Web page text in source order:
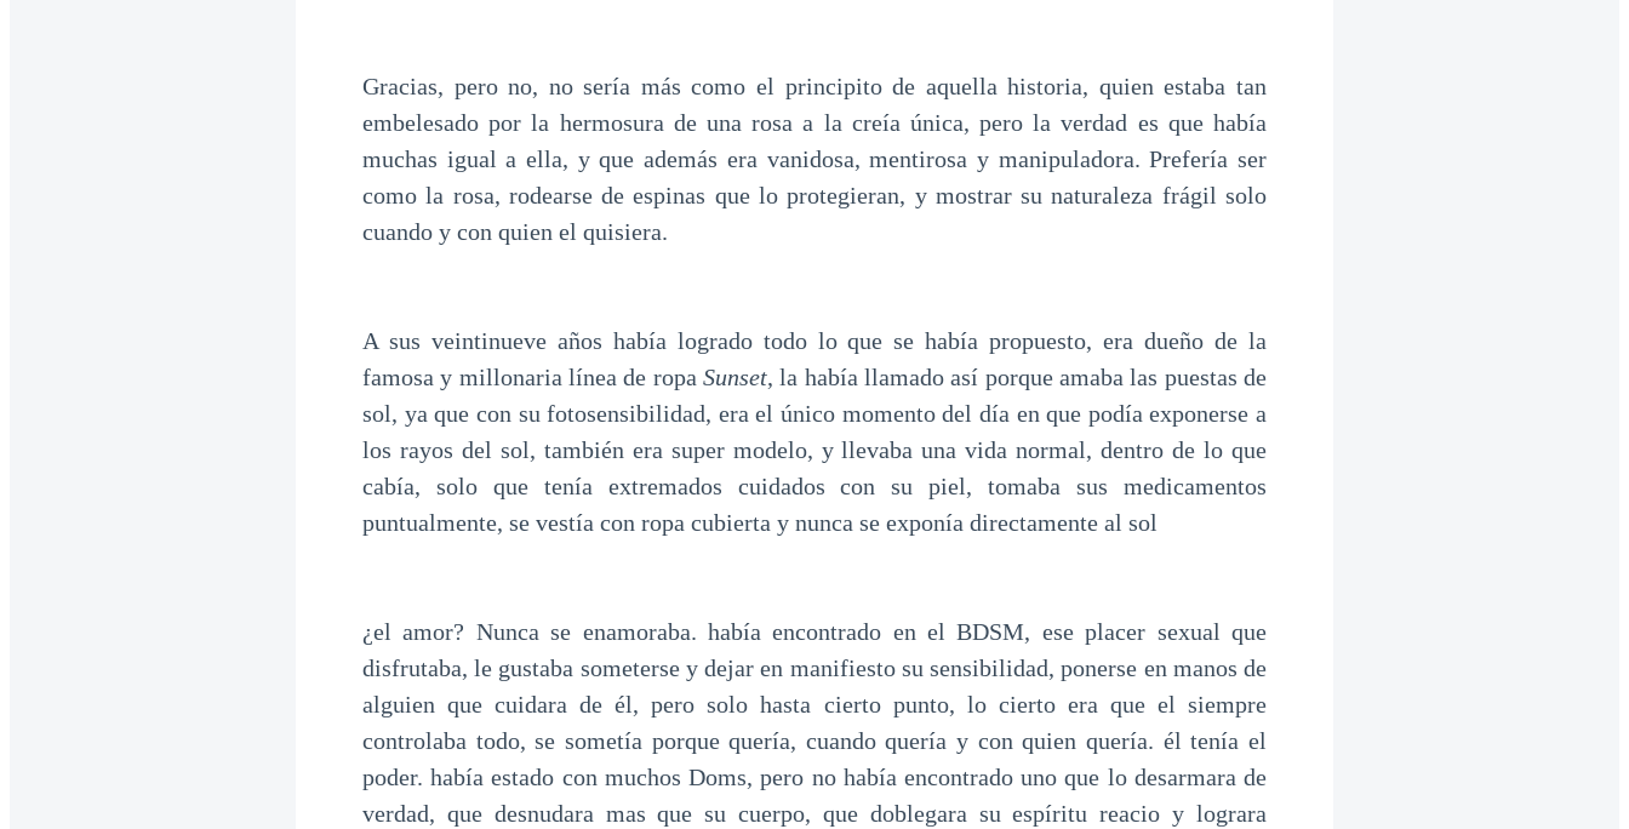
Gracias, pero no, no sería más como el principito de aquella historia, quien estaba tan
embelesado por la hermosura de una rosa a la creía única, pero la verdad es que había
muchas igual a ella, y que además era vanidosa, mentirosa y manipuladora. Prefería ser
como la rosa, rodearse de espinas que lo protegieran, y mostrar su naturaleza frágil solo
cuando y con quien el quisiera.
A sus veintinueve años había logrado todo lo que se había propuesto, era dueño de la
famosa y millonaria línea de ropa Sunset, la había llamado así porque amaba las puestas de
sol, ya que con su fotosensibilidad, era el único momento del día en que podía exponerse a
los rayos del sol, también era super modelo, y llevaba una vida normal, dentro de lo que
cabía, solo que tenía extremados cuidados con su piel, tomaba sus medicamentos
puntualmente, se vestía con ropa cubierta y nunca se exponía directamente al sol
¿el amor? Nunca se enamoraba. había encontrado en el BDSM, ese placer sexual que
disfrutaba, le gustaba someterse y dejar en manifiesto su sensibilidad, ponerse en manos de
alguien que cuidara de él, pero solo hasta cierto punto, lo cierto era que el siempre
controlaba todo, se sometía porque quería, cuando quería y con quien quería. él tenía el
poder. había estado con muchos Doms, pero no había encontrado uno que lo desarmara de
verdad, que desnudara mas que su cuerpo, que doblegara su espíritu reacio y lograra